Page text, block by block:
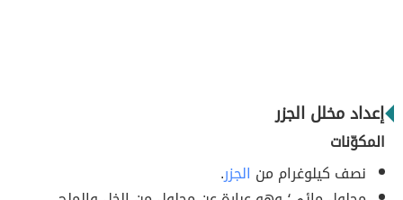
إعداد مخلل الجزر
المكوّنات
نصف كيلوغرام من الجزر.